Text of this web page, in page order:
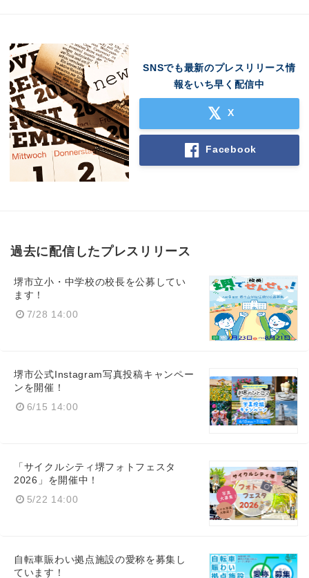
SNSでも最新のプレスリリース情
報をいち早く配信中
X
Facebook
過去に配信したプレスリリース
堺市立小・中学校の校長を公募してい
ます！
7/28 14:00
堺市公式Instagram写真投稿キャンペー
ンを開催！
6/15 14:00
「サイクルシティ堺フォトフェスタ
2026」を開催中！
5/22 14:00
自転車賑わい拠点施設の愛称を募集し
ています！